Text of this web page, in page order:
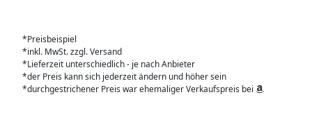
*Preisbeispiel
*inkl. MwSt. zzgl. Versand
*Lieferzeit unterschiedlich - je nach Anbieter
*der Preis kann sich jederzeit ändern und höher sein
*durchgestrichener Preis war ehemaliger Verkaufspreis bei